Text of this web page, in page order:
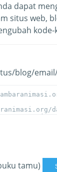
dapat
situs web,
blog/
tamu)